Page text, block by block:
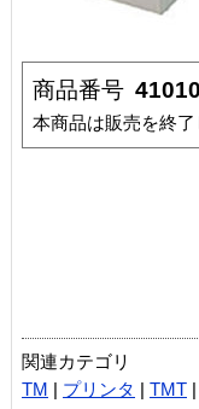
商品番号
本商品は販売を終了
関連カテゴリ
TM
プリンタ TMT